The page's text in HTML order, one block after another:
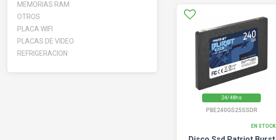
MEMORIAS RAM
OTROS
PLACA WIFI
PLACAS DE VIDEO
REFRIGERACION
24/48hs
PBE240GS25SSDR
EN STOCK